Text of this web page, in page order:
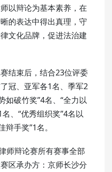
以辩论为基本素养，在
的表达中得出真理，守
文化品牌，促进法治建
结束后，结合23位评委
冠、亚军各1名、季军2
如破竹奖”4名、“全力以
、“优秀组织奖”4名以
辩手奖”1名。
师辩论赛所有赛事全部
区承办方：京师长沙分